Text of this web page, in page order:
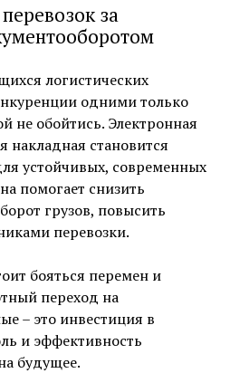
за
логистических
одними только
не обойтись. Электронная
накладная становится
устойчивых, современных
помогает снизить
грузов, повысить
перевозки.
бояться перемен и
переход на
– это инвестиция в
и эффективность
будущее.